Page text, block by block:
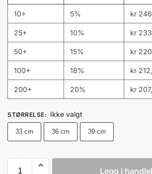
10+ 5% kr
25+ 10% kr
50+ 15% kr
100+ 18% kr
200+ 20% kr
STØRRELSE: Ikke valgt
33 cm 36 cm 39 cm
Legg i